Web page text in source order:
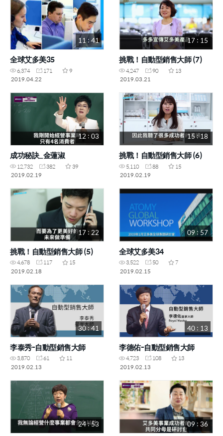
11 : 41
全球艾多美35
6,374 171
9
2019.04.22
17 : 15
挑戰！自動型銷售大師 (7)
4,247 90
13
2019.03.21
12 : 03
成功秘訣_金蓮淑
12,732 382
39
2019.02.19
15 : 18
挑戰！自動型銷售大師 (6)
5,110 88
15
2019.02.19
17 : 22
挑戰！自動型銷售大師 (5)
4,678 117
15
2019.02.18
09 : 57
全球艾多美34
3,522 50
7
2019.02.15
30 : 41
李泰秀-自動型銷售大師
3,870 61
11
2019.02.13
40 : 13
李德佑-自動型銷售大師
4,723 108
13
2019.02.13
24 : 53 09 : 36